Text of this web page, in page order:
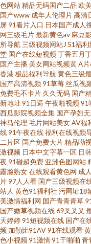
色网站精品无码国产二品 欧
国产www 成年人伦理片高清
屏91看片入口 日本国产成人
网三级毛片最新黄色av 麻豆
所导航 三级视频网站J 51福利
堂 国产在线短视频丁香五月
国产主播 美女网站视频黄A片
香港极品福利导航 黄色三级
国产高清视频91草莓丝瓜视
免费毛不卡片 久久无码 国产
新地址 91日逼 午夜啪视频91
西瓜影院视频全集 国产孕妇
神马伦理 毛片网站美女AV福
线91午夜在线福利在线视频
二片区 国产免费大片精品呦
激视频 日本中文字幕一区 日
夜 91碰超免费 亚洲色图网站
露脸熟女在线观看黄色网 成
片97人人看 国产三级视频在
站人 黄色91福利社 污网址18
美激情福利网 国产青青青草
国产嫩草视频在线69叉叉叉
天婷婷91短视频在线 国产在
频 加勒比91AV91在线观看
色小视频91激情91干啪啪 青